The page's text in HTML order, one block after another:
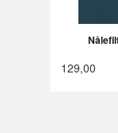
129,00